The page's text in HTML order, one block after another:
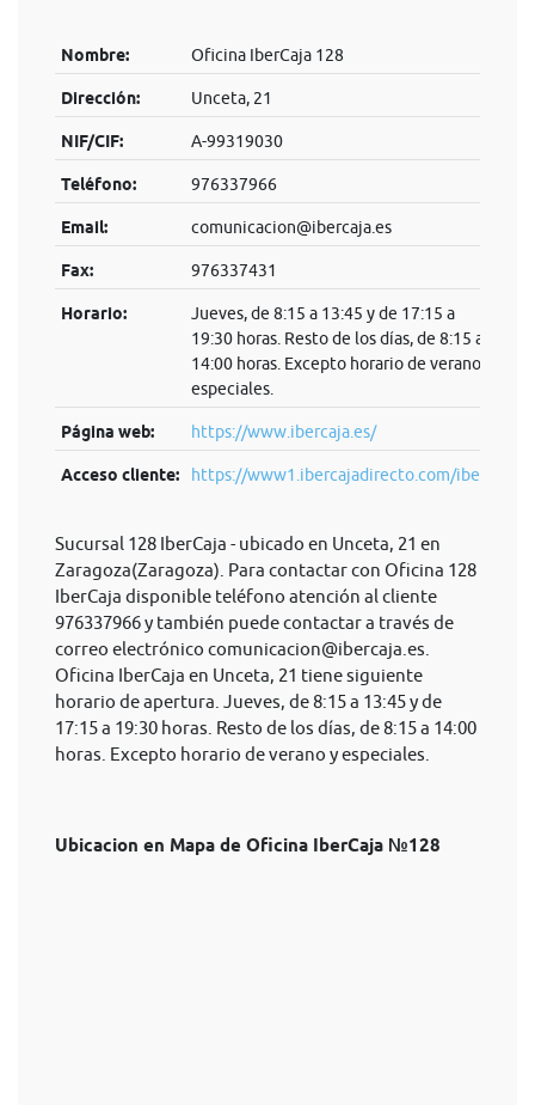
Nombre: Oficina IberCaja 128
Dirección: Unceta, 21
NIF/CIF: A-99319030
Teléfono: 976337966
Email: comunicacion@ibercaja.es
Fax: 976337431
Horario:
Jueves, de 8:15 a 13:45 y de 17:15 a
19:30 horas. Resto de los días, de 8:15 a
14:00 horas. Excepto horario de verano y
especiales.
Página web: https://www.ibercaja.es/
Acceso cliente: https://www1.ibercajadirecto.com/iber...
Sucursal 128 IberCaja - ubicado en Unceta, 21 en
Zaragoza(Zaragoza). Para contactar con Oficina 128
IberCaja disponible teléfono atención al cliente
976337966 y también puede contactar a través de
correo electrónico comunicacion@ibercaja.es
Oficina IberCaja en Unceta, 21 tiene siguiente
horario de apertura. Jueves, de 8:15 a 13:45 y de
17:15 a 19:30 horas. Resto de los días, de 8:15 a 14:00
horas. Excepto horario de verano y especiales.
Ubicacion en Mapa de Oficina IberCaja №128